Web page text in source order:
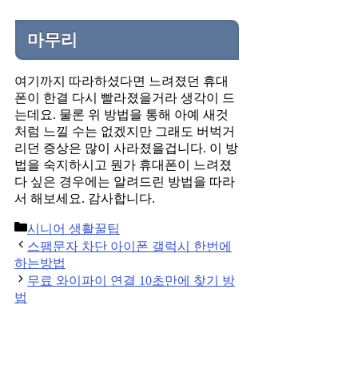
마무리
여기까지 따라하셨다면 느려졌던 휴대
폰이 한결 다시 빨라졌을거라 생각이 드
는데요. 물론 위 방법을 통해 아예 새것
처럼 느낄 수는 없겠지만 그래도 버벅거
리던 증상은 많이 사라졌을겁니다. 이 방
법을 숙지하시고 뭔가 휴대폰이 느려졌
다 싶은 경우에는 알려드린 방법을 따라
서 해보세요. 감사합니다.
Categories
시니어 생활꿀팁
Post
navigation
스팸문자 차단 아이폰 갤럭시 한번에
하는방법
무료 와이파이 연결 10초만에 찾기 방
법